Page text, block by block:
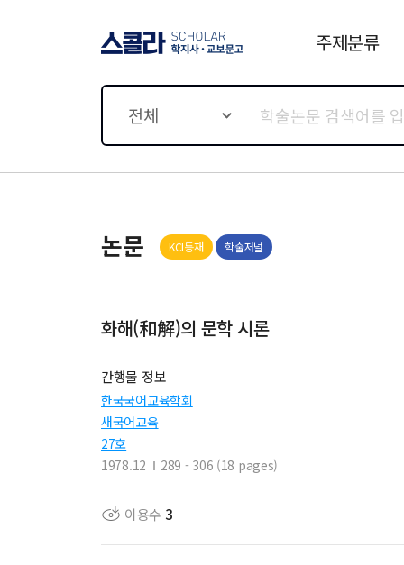
주제분류
전체
논문 KCI등재 학술저널
화해(和解)의 문학 시론
간행물 정보
한국국어교육학회
새국어교육
27호
1978.12
289 - 306 (18 pages)
이용수 3